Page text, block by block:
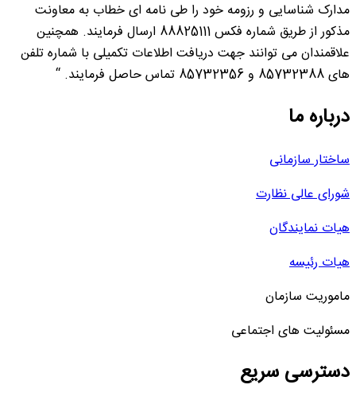
مدارک شناسایی و رزومه خود را طی نامه ای خطاب به معاونت
مذکور از طریق شماره فکس 88825111 ارسال فرمایند. همچنین
علاقمندان می توانند جهت دریافت اطلاعات تکمیلی با شماره تلفن
های 85732388 و 85732356 تماس حاصل فرمایند. “
درباره ما
ساختار سازمانی
شورای عالی نظارت
هیات نمایندگان
هیات رئیسه
ماموریت سازمان
مسئولیت های اجتماعی
دسترسی سریع